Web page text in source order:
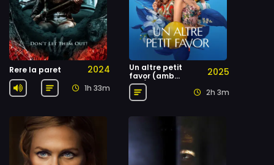
Rere la paret 2024
1h 33m
Un altre petit
favor (amb
BSL/Llengua de
signes britànica)
2025
2h 3m